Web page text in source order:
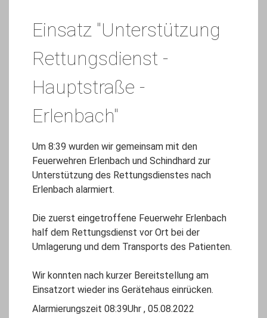
Einsatz "Unterstützung
Rettungsdienst -
Hauptstraße -
Erlenbach"
Um 8:39 wurden wir gemeinsam mit den
Feuerwehren Erlenbach und Schindhard zur
Unterstützung des Rettungsdienstes nach
Erlenbach alarmiert.
Die zuerst eingetroffene Feuerwehr Erlenbach
half dem Rettungsdienst vor Ort bei der
Umlagerung und dem Transports des Patienten.
Wir konnten nach kurzer Bereitstellung am
Einsatzort wieder ins Gerätehaus einrücken.
Alarmierungszeit 08:39Uhr , 05.08.2022